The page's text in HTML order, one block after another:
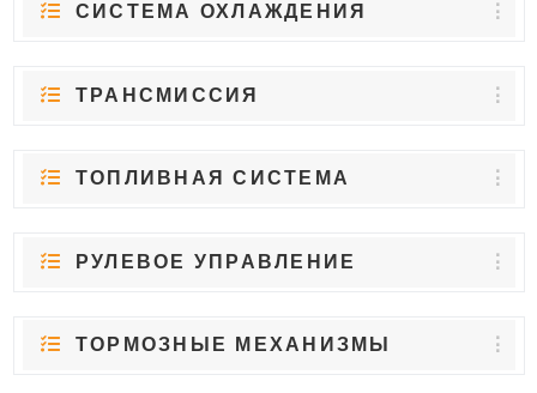
СИСТЕМА ОХЛАЖДЕНИЯ
ТРАНСМИССИЯ
ТОПЛИВНАЯ СИСТЕМА
РУЛЕВОЕ УПРАВЛЕНИЕ
ТОРМОЗНЫЕ МЕХАНИЗМЫ